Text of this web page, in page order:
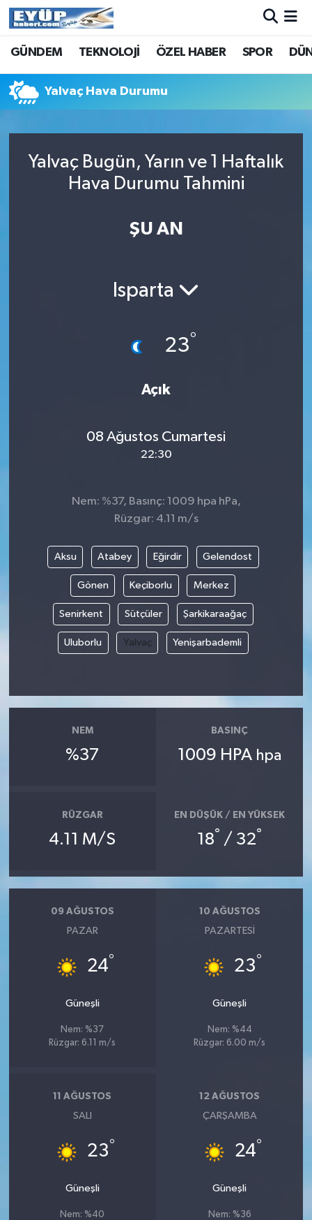
GÜNDEM TEKNOLOJİ ÖZEL HABER SPOR
Yalvaç Hava Durumu
Yalvaç Bugün, Yarın ve 1 Haftalık
Hava Durumu Tahmini
ŞU AN
Isparta
23°
Açık
08 Ağustos Cumartesi
22:30
Nem: %37, Basınç: 1009 hpa hPa,
Rüzgar: 4.11 m/s
Aksu Atabey Eğirdir Gelendost
Gönen Keçiborlu Merkez
Senirkent Sütçüler Şarkikaraağaç
Uluborlu Yalvaç Yenişarbademli
NEM
%37
BASINÇ
1009 HPA hpa
RÜZGAR
4.11 M/S
EN DÜŞÜK / EN YÜKSEK
18° / 32°
09 AĞUSTOS
PAZAR
24°
Güneşli
Nem: %37
Rüzgar: 6.11 m/s
10 AĞUSTOS
PAZARTESI
23°
Güneşli
Nem: %44
Rüzgar: 6.00 m/s
11 AĞUSTOS
SALI
23°
Güneşli
Nem: %40
12 AĞUSTOS
ÇARŞAMBA
24°
Güneşli
Nem: %36